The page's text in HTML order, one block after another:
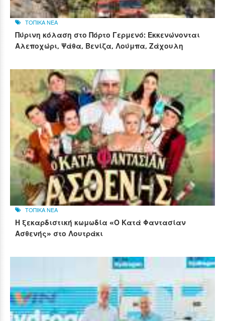
ΤΟΠΙΚΑ ΝΕΑ
Πύρινη κόλαση στο Πόρτο Γερμενό: Εκκενώνονται
Αλεποχώρι, Ψάθα, Βενίζα, Λούμπα, Ζάχουλη
ΤΟΠΙΚΑ ΝΕΑ
Η ξεκαρδιστική κωμωδία «Ο Κατά Φαντασίαν
Ασθενής» στο Λουτράκι